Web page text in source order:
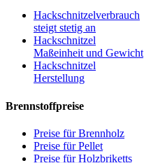
Hackschnitzelverbrauch
steigt stetig an
Hackschnitzel
Maßeinheit und Gewicht
Hackschnitzel
Herstellung
Brennstoffpreise
Preise für Brennholz
Preise für Pellet
Preise für Holzbriketts